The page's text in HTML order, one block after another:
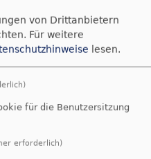
von Drittanbietern
Für weitere
lesen.
für die Benutzersitzung
erforderlich)